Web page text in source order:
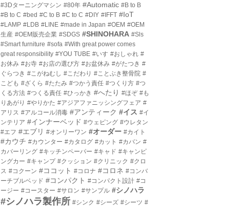
数
#3Dターニングマシン #80年 #Automatic #B to B
#B to C #bed #C to B #C to C #DIY #IFFT #IoT
#LAMP #LDB #LINE #made in Japan #OEM #OEM
生産 #OEM販売企業 #SDGS #SHINOHARA #Sls
#Smart furniture #sofa #With great power comes
great responsibility #YOU TUBE #いす #おしゃれ #
お休み #お寺 #お店の選び方 #お盆休み #がたつき #
ぐらつき #こがねむし #こだわり #ことぶき整骨院 #
こども #ざくら #たたみ #つかう責任 #つくり方 #つ
くる方法 #つくる責任 #ひっかき #へたり #ほぞ #も
りあがり #やりかた #アジアファニッシングフェア #
アリス #アルコール消毒 #アンティーク #イス #イ
ンテリア #インナーベッド #ウェピング #ウレタン
#エフ #エブリ #オンリーワン #オーダー #カイト
#カウチ #カウンター #カタログ #カット #カバン #
カバーリング #キッチンペーパー #キャド #キャンピ
ングカー #キャンプ #クッション #クリニック #クロ
ス #コクーン #ココット #コロナ #コロネ #コンバ
ーチブルベッド #コンパクト #コンパクト設計 #コ
ージー #コースター #サロン #サンプル #シノハラ
#シノハラ製作所 #シンク #シーズ #シーツ #